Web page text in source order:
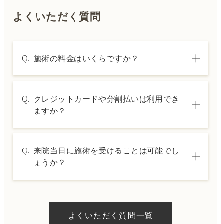
よくいただく質問
Q. 施術の料金はいくらですか？
は料金表ページをご確認いただくか、カウン
セリングでご案内いたします。
Q. クレジットカードや分割払いは利用でき
ますか？
した分割払いも可能です。詳細は受付スタッ
フにお問い合わせください。
Q. 来院当日に施術を受けることは可能でし
ょうか？
ただける施術もございます。当日の施術をご
よくいただく質問一覧